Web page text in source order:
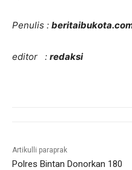
Penulis :
editor : redaksi
Artikulli paraprak
Polres Bintan Donorkan 180